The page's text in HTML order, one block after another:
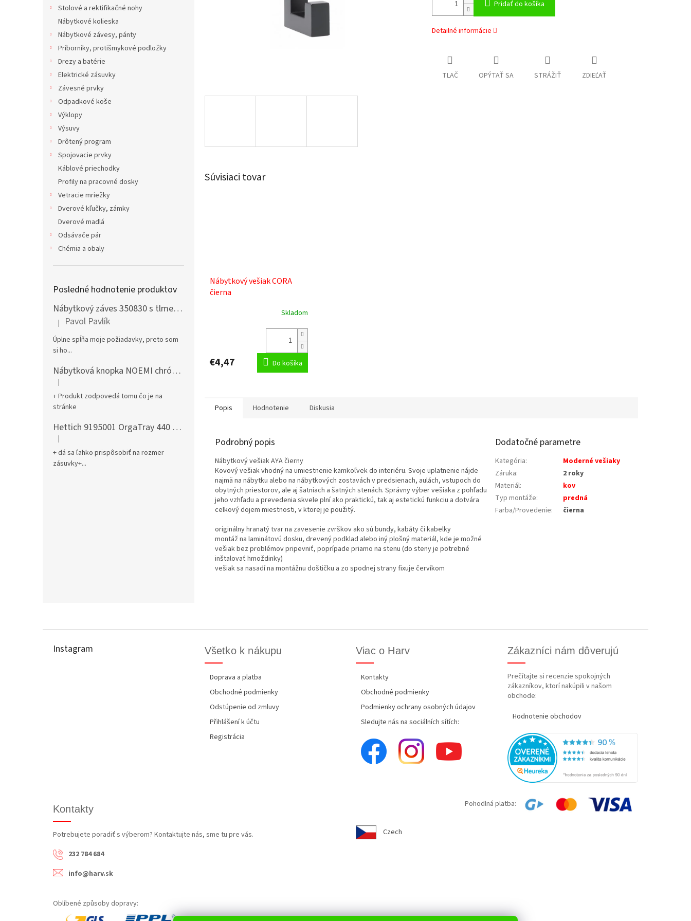
Stolové a rektifikačné nohy
Nábytkové kolieska
Nábytkové závesy, pánty
Príborníky, protišmykové podložky
Drezy a batérie
Elektrické zásuvky
Závesné prvky
Odpadkové koše
Výklopy
Výsuvy
Drôtený program
Spojovacie prvky
Káblové priechodky
Profily na pracovné dosky
Vetracie mriežky
Dverové kľučky, zámky
Dverové madlá
Odsávače pár
Chémia a obaly
Posledné hodnotenie produktov
Nábytkový záves 350830 s tlmením naložený + podložka H0 na vrut
Hodnotenie produktu je 5 z 5 hviezdičiek.
| Pavol Pavlík
Úplne spĺňa moje požiadavky, preto som
si ho...
Nábytková knopka NOEMI chróm satén
Hodnotenie produktu je 5 z 5 hviezdičiek.
|
+ Produkt zodpovedá tomu čo je na
stránke
Hettich 9195001 OrgaTray 440 701-800/441-520 mm antracit
Hodnotenie produktu je 5 z 5 hviezdičiek.
|
+ dá sa ľahko prispôsobiť na rozmer
zásuvky+...
Pridať do košíka
Detailné informácie
TLAČ OPÝTAŤ SA STRÁŽIŤ ZDIEĽAŤ
Súvisiaci tovar
Nábytkový vešiak CORA
čierna
Skladom
€4,47 Do košíka
Popis Hodnotenie Diskusia
Podrobný popis
Nábytkový vešiak AYA čierny
Kovový vešiak vhodný na umiestnenie kamkoľvek do interiéru. Svoje uplatnenie nájde
najmä na nábytku alebo na nábytkových zostavách v predsienach, aulách, vstupoch do
obytných priestorov, ale aj šatniach a šatných stenách. Správny výber vešiaka z pohľadu
jeho vzhľadu a prevedenia skvele plní ako praktickú, tak aj estetickú funkciu a dotvára
celkový dojem miestnosti, v ktorej je použitý.
originálny hranatý tvar na zavesenie zvrškov ako sú bundy, kabáty či kabelky
montáž na laminátovú dosku, drevený podklad alebo iný plošný materiál, kde je možné
vešiak bez problémov pripevniť, poprípade priamo na stenu (do steny je potrebné
inštalovať hmoždinky)
vešiak sa nasadí na montážnu doštičku a zo spodnej strany fixuje červíkom
Dodatočné parametre
Kategória:
Moderné vešiaky
Záruka:
2 roky
Materiál:
kov
Typ montáže:
predná
Farba/Provedenie: čierna
Instagram Všetko k nákupu
Doprava a platba
Obchodné podmienky
Odstúpenie od zmluvy
Přihlášení k účtu
Registrácia
Viac o Harv
Kontakty
Obchodné podmienky
Podmienky ochrany osobných údajov
Sledujte nás na sociálních sítích:
Zákazníci nám dôverujú
Prečítajte si recenzie spokojných
zákazníkov, ktorí nakúpili v našom
obchode:
Hodnotenie obchodov
Kontakty
Potrebujete poradiť s výberom? Kontaktujte nás, sme tu pre vás.
232 784 684
info@harv.sk
Pohodlná platba:
Czech
Oblíbené způsoby dopravy: